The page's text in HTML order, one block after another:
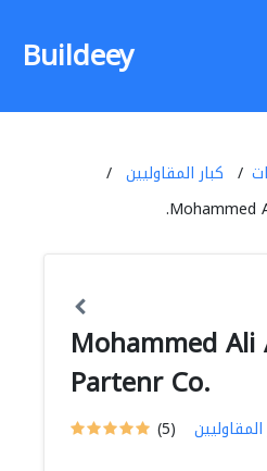
Buildeey
كبار المقاوليين
Mohammed
Mohammed Ali
Partenr Co.
(5) المقاوليين